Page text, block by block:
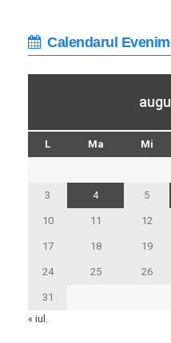
Calendarul
L Ma Mi
3 4 5
10 11 12
17 18 19
24 25 26
31
« iul.